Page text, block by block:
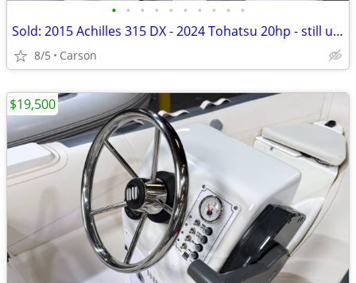
• • • • • • • • • •
Sold: 2015 Achilles 315 DX - 2024 Tohatsu 20hp - still under warranty
8/5 Carson
$19,500